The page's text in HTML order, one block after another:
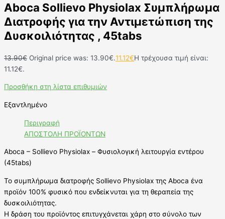
Aboca Sollievo Physiolax Συμπλήρωμα
Διατροφής για την Αντιμετώπιση της
Δυσκοιλιότητας , 45tabs
13.90€ Original price was: 13.90€.11.12€Η τρέχουσα τιμή είναι:
11.12€.
Προσθήκη στη λίστα επιθυμιών
Εξαντλημένο
Περιγραφή
ΑΠΟΣΤΟΛΗ ΠΡΟΪΟΝΤΩΝ
Aboca – Sollievo Physiolax – Φυσιολογική λειτουργία εντέρου
(45tabs)
Το συμπλήρωμα διατροφής Sollievo Physiolax της Aboca ένα
προϊόν 100% φυσικό που ενδείκνυται για τη θεραπεία της
δυσκοιλιότητας.
Η δράση του προϊόντος επιτυγχάνεται χάρη στο σύνολο των